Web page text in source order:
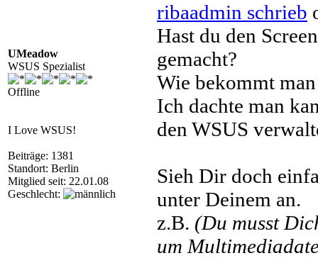
UMeadow
WSUS Spezialist
Offline
I Love WSUS!
Beiträge: 1381
Standort: Berlin
Mitglied seit: 22.01.08
Geschlecht:
ribaadmin schrieb
Hast du den
gemacht?
Wie bekommt
Ich dachte man
den WSUS
Sieh Dir doch
unter Deinem an.
z.B. (Du musst
um